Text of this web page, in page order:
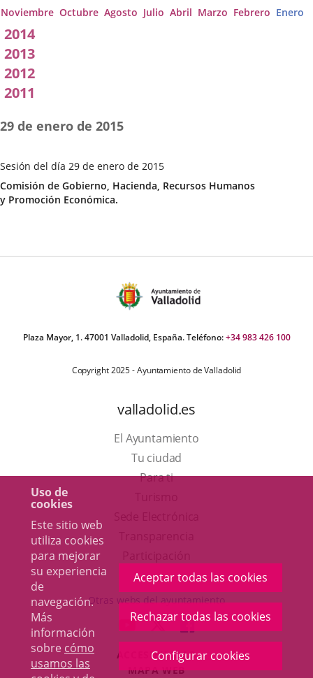
Uso de
cookies
Este sitio web
utiliza cookies
para mejorar
su experiencia
de
navegación.
Más
información
sobre cómo
usamos las
Aceptar todas las cookies
Rechazar todas las cookies
Configurar cookies
Noviembre Octubre Agosto Julio Abril Marzo Febrero Enero
2014
2013
2012
2011
Sesión del día 29 de enero de 2015
Fecha
de
la
29 de enero de 2015
Categoría
Comisión de Gobierno, Hacienda, Recursos Humanos
y Promoción Económica.
Plaza Mayor, 1. 47001 Valladolid, España. Teléfono:+34 983 426 100
Copyright 2025 - Ayuntamiento de Valladolid
valladolid.es
El Ayuntamiento
Tu ciudad
Para ti
en
una
ventana
nueva.
aplicación
externa.
Otras webs del ayuntamiento
ENLACE
A
UNA
ENLACE
A
UNA
ENLACE
A
UNA
ACCESIBILIDAD
MAPA WEB